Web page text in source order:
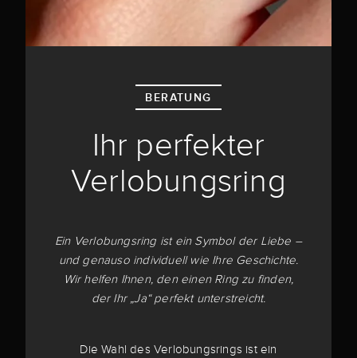
BERATUNG
Ihr perfekter
Verlobungsring
Ein Verlobungsring ist ein Symbol der Liebe –
und genauso individuell wie Ihre Geschichte.
Wir helfen Ihnen, den einen Ring zu finden,
der Ihr „Ja“ perfekt unterstreicht.
Die Wahl des Verlobungsrings ist ein